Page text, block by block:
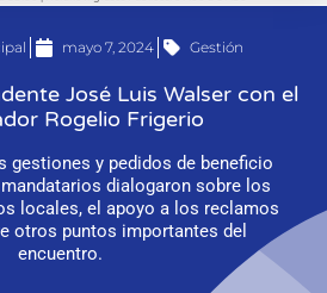
mayo 7, 2024 Gestión
José Luis Walser con el
Rogelio Frigerio
gestiones y pedidos de beneficio
dialogaron sobre los
locales, el apoyo a los reclamos
otros puntos importantes del
encuentro.